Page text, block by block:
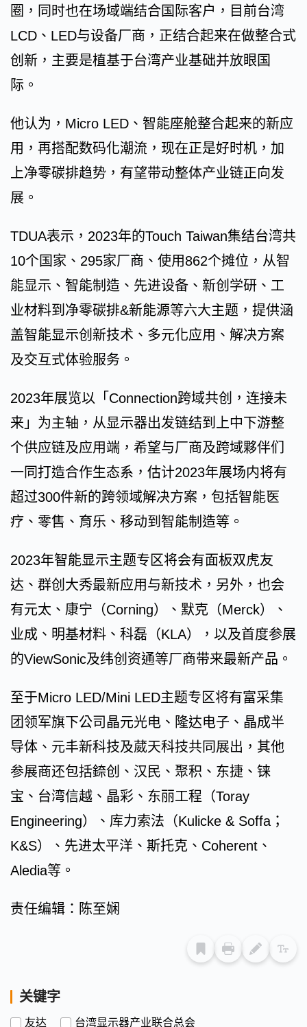
圈，同时也在场域端结合国际客户，目前台湾
LCD、LED与设备厂商，正结合起来在做整合式
创新，主要是植基于台湾产业基础并放眼国
际。
他认为，Micro LED、智能座舱整合起来的新应
用，再搭配数码化潮流，现在正是好时机，加
上净零碳排趋势，有望带动整体产业链正向发
展。
TDUA表示，2023年的Touch Taiwan集结台湾共
10个国家、295家厂商、使用862个摊位，从智
能显示、智能制造、先进设备、新创学研、工
业材料到净零碳排&新能源等六大主题，提供涵
盖智能显示创新技术、多元化应用、解决方案
及交互式体验服务。
2023年展览以「Connection跨域共创，连接未
来」为主轴，从显示器出发链结到上中下游整
个供应链及应用端，希望与厂商及跨域夥伴们
一同打造合作生态系，估计2023年展场内将有
超过300件新的跨领域解决方案，包括智能医
疗、零售、育乐、移动到智能制造等。
2023年智能显示主题专区将会有面板双虎友
达、群创大秀最新应用与新技术，另外，也会
有元太、康宁（Corning）、默克（Merck）、
业成、明基材料、科磊（KLA），以及首度参展
的ViewSonic及纬创资通等厂商带来最新产品。
至于Micro LED/Mini LED主题专区将有富采集
团领军旗下公司晶元光电、隆达电子、晶成半
导体、元丰新科技及葳天科技共同展出，其他
参展商还包括錼创、汉民、聚积、东捷、铼
宝、台湾信越、晶彩、东丽工程（Toray
Engineering）、库力索法（Kulicke & Soffa；
K&S）、先进太平洋、斯托克、Coherent、
Aledia等。
责任编辑：陈至娴
关键字
友达 台湾显示器产业联合总会